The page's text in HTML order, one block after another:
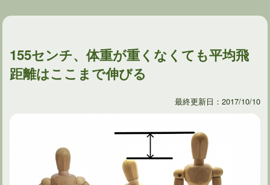
ッ
155センチ、体重が重くなくても平均飛
距離はここまで伸びる
最終更新日：2017/10/10